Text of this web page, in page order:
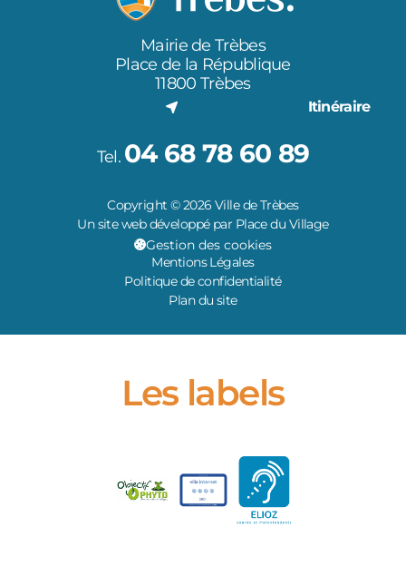
Mairie de Trèbes
Place de la République
11800 Trèbes
Itinéraire
Tel. 04 68 78 60 89
Copyright © 2026 Ville de Trèbes
Un site web développé par Place du Village
Gestion des cookies
Mentions Légales
Politique de confidentialité
Plan du site
Les labels